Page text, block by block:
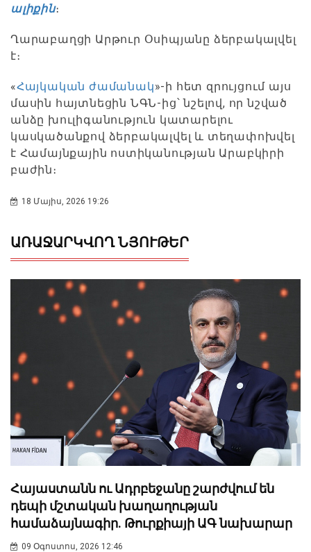
ալիքին։
Ղարաբաղցի Արթուր Օսիպյանը ձերբակալվել
է։
«Հայկական ժամանակ»-ի հետ զրույցում այս
մասին հայտնեցին ՆԳՆ-ից՝ նշելով, որ նշված
անձը խուլիգանություն կատարելու
կասկածանքով ձերբակալվել և տեղափոխվել
է Համայնքային ոստիկանության Արաբկիրի
բաժին։
18 Մայիս, 2026 19:26
ԱՌԱՋԱՐԿՎՈՂ ՆՅՈՒԹԵՐ
Հայաստանն ու Ադրբեջանը շարժվում են
դեպի մշտական խաղաղության
համաձայնագիր. Թուրքիայի ԱԳ նախարար
09 Օգոստոս, 2026 12:46